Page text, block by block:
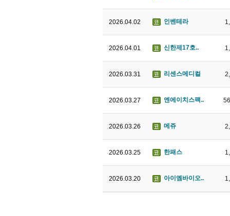
2026.04.02 인벤테라
2026.04.01 신한제17호..
2026.03.31 리센스메디컬
2026.03.27 엔에이치스팩..
2026.03.26 메쥬
2026.03.25 한패스
2026.03.20 아이엠바이오..